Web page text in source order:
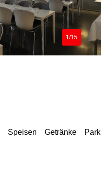
1/15
Speisen Getränke